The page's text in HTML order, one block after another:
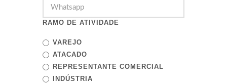
RAMO DE ATIVIDADE
VAREJO
ATACADO
REPRESENTANTE COMERCIAL
INDÚSTRIA